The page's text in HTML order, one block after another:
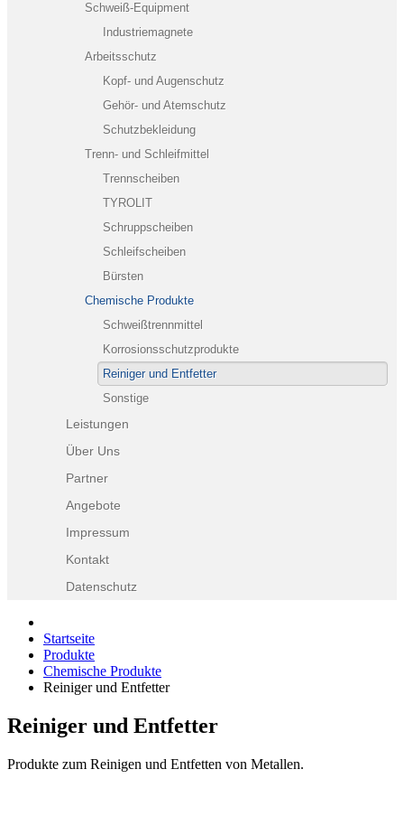
Schweiß-Equipment
Industriemagnete
Arbeitsschutz
Kopf- und Augenschutz
Gehör- und Atemschutz
Schutzbekleidung
Trenn- und Schleifmittel
Trennscheiben
TYROLIT
Schruppscheiben
Schleifscheiben
Bürsten
Chemische Produkte
Schweißtrennmittel
Korrosionsschutzprodukte
Reiniger und Entfetter
Sonstige
Leistungen
Über Uns
Partner
Angebote
Impressum
Kontakt
Datenschutz
Startseite
Produkte
Chemische Produkte
Reiniger und Entfetter
Reiniger und Entfetter
Produkte zum Reinigen und Entfetten von Metallen.